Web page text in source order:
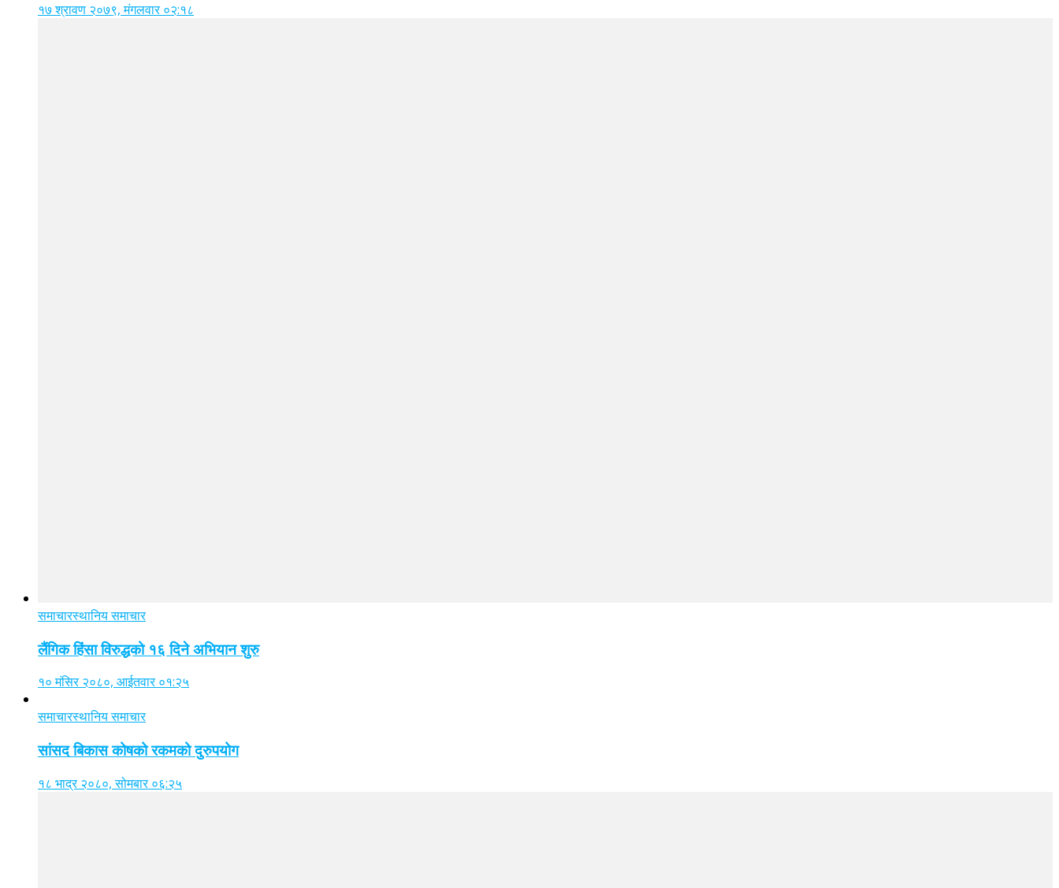
१७ श्रावण २०७९, मंगलवार ०२:१८
समाचारस्थानिय समाचार
लैंगिक हिंसा विरुद्धको १६ दिने अभियान शुरु
१० मंसिर २०८०, आईतवार ०१:२५
समाचारस्थानिय समाचार
सांसद बिकास कोषको रकमको दुरुपयोग
१८ भाद्र २०८०, सोमबार ०६:२५